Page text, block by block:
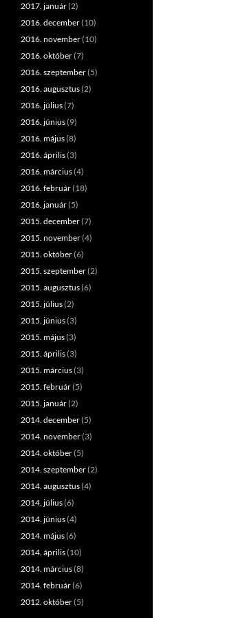
2017. január(2)
2016. december(10)
2016. november(10)
2016. október(7)
2016. szeptember(5)
2016. augusztus(2)
2016. július(7)
2016. június(9)
2016. május(8)
2016. április(3)
2016. március(4)
2016. február(18)
2016. január(5)
2015. december(7)
2015. november(4)
2015. október(6)
2015. szeptember(2)
2015. augusztus(6)
2015. július(2)
2015. június(3)
2015. május(3)
2015. április(3)
2015. március(3)
2015. február(5)
2015. január(2)
2014. december(5)
2014. november(3)
2014. október(5)
2014. szeptember(2)
2014. augusztus(4)
2014. július(6)
2014. június(4)
2014. május(6)
2014. április(10)
2014. március(8)
2014. február(6)
2012. október(5)